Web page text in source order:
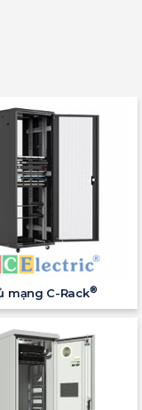
mạng C-Rack®